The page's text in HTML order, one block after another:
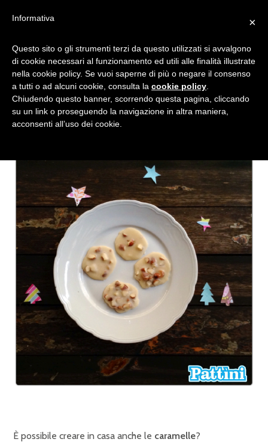
REGALI DI NATALE FATTI A
MANO: MANDORLE
CARAMELLATE AL BURRO
È possibile creare in casa anche le caramelle?
×
Informativa
Questo sito o gli strumenti terzi da questo utilizzati si avvalgono
di cookie necessari al funzionamento ed utili alle finalità illustrate
nella cookie policy. Se vuoi saperne di più o negare il consenso
a tutti o ad alcuni cookie, consulta la cookie policy
Chiudendo questo banner, scorrendo questa pagina, cliccando
su un link o proseguendo la navigazione in altra maniera,
acconsenti all’uso dei cookie.